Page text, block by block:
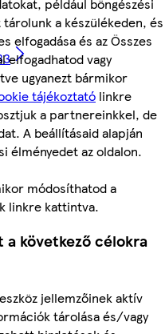
a készülékeden, és
elfogadása és az Összes
elfogadhatod vagy
ugyanezt bármikor
tájékoztató linkre
a partnereinkkel, de
A beállításaid alapján
élményedet az oldalon.
módosíthatod a
linkre kattintva.
következő célokra
jellemzőinek aktív
tárolása és/vagy